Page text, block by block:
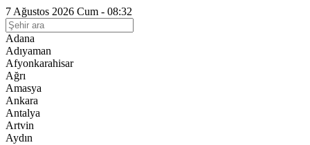
7 Ağustos 2026 Cum - 08:32
Adana
Adıyaman
Afyonkarahisar
Ağrı
Amasya
Ankara
Antalya
Artvin
Aydın